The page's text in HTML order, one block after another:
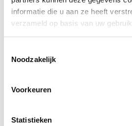
informatie die u aan ze heeft
verzameld op basis van uw
Noodzakelijk
Voorkeuren
Statistieken
FUSSRING AUS POLIERTEM
Verfügbar